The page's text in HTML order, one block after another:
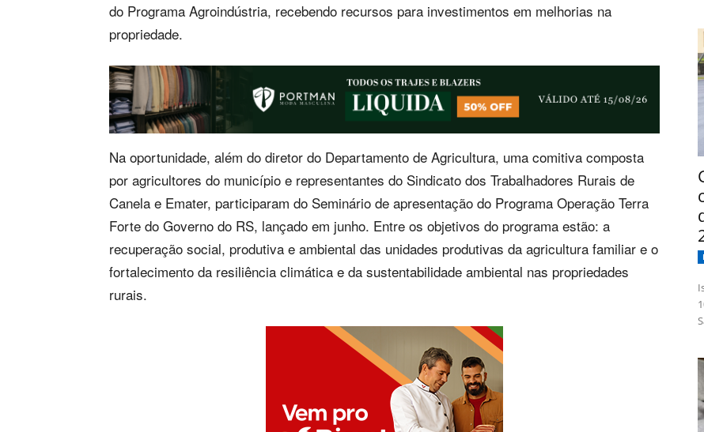
do Programa Agroindústria, recebendo recursos para investimentos em melhorias na
propriedade.
Na oportunidade, além do diretor do Departamento de Agricultura, uma comitiva composta
por agricultores do município e representantes do Sindicato dos Trabalhadores Rurais de
Canela e Emater, participaram do Seminário de apresentação do Programa Operação Terra
Forte do Governo do RS, lançado em junho. Entre os objetivos do programa estão: a
recuperação social, produtiva e ambiental das unidades produtivas da agricultura familiar e o
fortalecimento da resiliência climática e da sustentabilidade ambiental nas propriedades
rurais.